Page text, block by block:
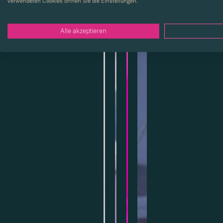
Alle akzeptieren